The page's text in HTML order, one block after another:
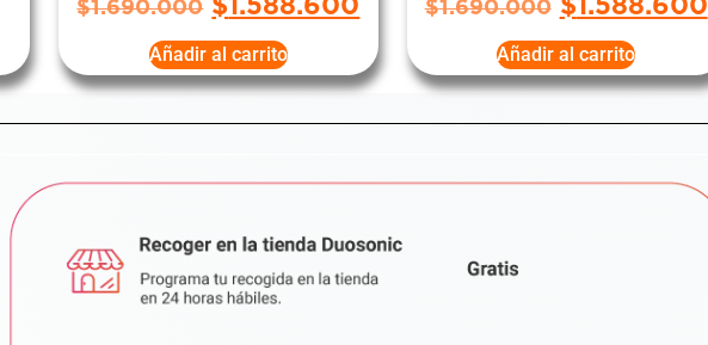
$1.690.000 $1.588.600
Añadir al carrito
$1.690.000 $1.588.600
Añadir al carrito